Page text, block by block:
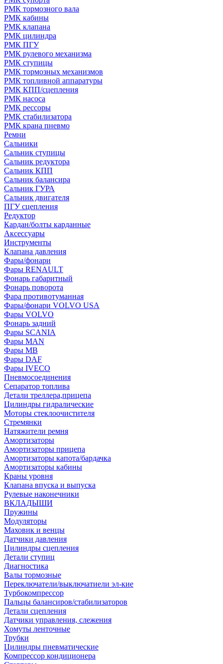
РМК тормозного вала
РМК кабины
РМК клапана
РМК цилиндра
РМК ПГУ
РМК рулевого механизма
РМК ступицы
РМК тормозных механизмов
РМК топливной аппаратуры
РМК КПП/сцепления
РМК насоса
РМК рессоры
РМК стабилизатора
РМК крана пневмо
Ремни
Сальники
Сальник ступицы
Сальник редуктора
Сальник КПП
Сальник балансира
Сальник ГУРА
Сальник двигателя
ПГУ сцепления
Редуктор
Кардан/болты карданные
Аксессуары
Инструменты
Клапана давления
Фары/фонари
Фары RENAULT
Фонарь габаритный
Фонарь поворота
Фара противотуманная
Фары/фонари VOLVO USA
Фары VOLVO
Фонарь задний
Фары SCANIA
Фары MAN
Фары MB
Фары DAF
Фары IVECO
Пневмосоединения
Сепаратор топлива
Детали треллера,прицепа
Цилиндры гидралические
Моторы стеклоочистителя
Стремянки
Натяжители ремня
Амортизаторы
Амортизаторы прицепа
Амортизаторы капота/бардачка
Амортизаторы кабины
Краны уровня
Клапана впуска и выпуска
Рулевые наконечники
ВКЛАДЫШИ
Пружины
Модуляторы
Маховик и венцы
Датчики давления
Цилиндры сцепления
Детали ступиц
Диагностика
Валы тормозные
Переключатели/выключатиели эл-кие
Турбокомпрессор
Пальцы балансиров/стабилизаторов
Детали сцепления
Датчики управления, слежения
Хомуты ленточные
Трубки
Цилиндры пневматические
Компрессор кондиционера